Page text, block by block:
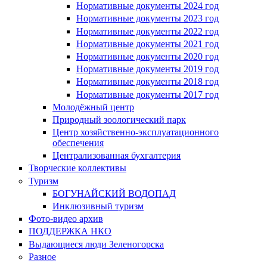
Нормативные документы 2024 год
Нормативные документы 2023 год
Нормативные документы 2022 год
Нормативные документы 2021 год
Нормативные документы 2020 год
Нормативные документы 2019 год
Нормативные документы 2018 год
Нормативные документы 2017 год
Молодёжный центр
Природный зоологический парк
Центр хозяйственно-эксплуатационного
обеспечения
Централизованная бухгалтерия
Творческие коллективы
Туризм
БОГУНАЙСКИЙ ВОДОПАД
Инклюзивный туризм
Фото-видео архив
ПОДДЕРЖКА НКО
Выдающиеся люди Зеленогорска
Разное